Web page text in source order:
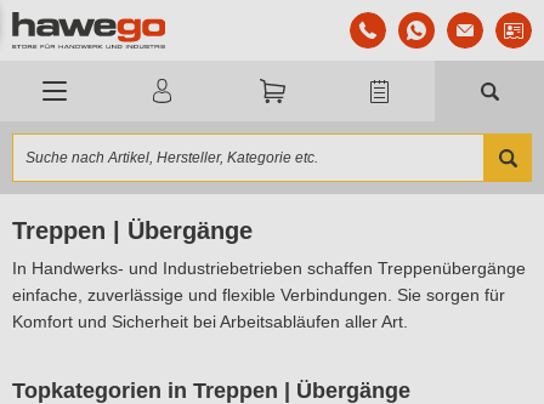
Treppen | Übergänge
In Handwerks- und Industriebetrieben schaffen Treppenübergänge
einfache, zuverlässige und flexible Verbindungen. Sie sorgen für
Komfort und Sicherheit bei Arbeitsabläufen aller Art.
Topkategorien in Treppen | Übergänge